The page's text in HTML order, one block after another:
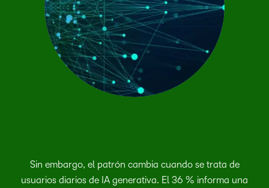
Sin embargo, el patrón cambia cuando se trata de
usuarios diarios de IA generativa. El 36 % informa una